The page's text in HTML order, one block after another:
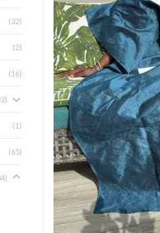
(32)
(2)
(16)
(1)
(65)